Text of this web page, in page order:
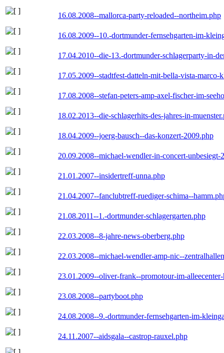
16.08.2008--mallorca-party-reloaded--northeim.php
16.08.2009--10.-dortmunder-fernsehgarten-im-
17.04.2010--die-13.-dortmunder-schlagerparty-in-
17.05.2009--stadtfest-datteln-mit-bella-vista-marco-
17.08.2008--stefan-peters-amp-axel-fischer-im-
18.02.2013--die-schlagerhits-des-jahres-in-
18.04.2009--joerg-bausch--das-konzert-2009.php
20.09.2008--michael-wendler-in-concert-unbesiegt-
21.01.2007--insidertreff-unna.php
21.04.2007--fanclubtreff-ruediger-schima--
21.08.2011--1.-dortmunder-schlagergarten.php
22.03.2008--8-jahre-news-oberberg.php
22.03.2008--michael-wendler-amp-nic--
23.01.2009--oliver-frank--promotour-im-
23.08.2008--partyboot.php
24.08.2008--9.-dortmunder-fernsehgarten-im-
24.11.2007--aidsgala--castrop-rauxel.php